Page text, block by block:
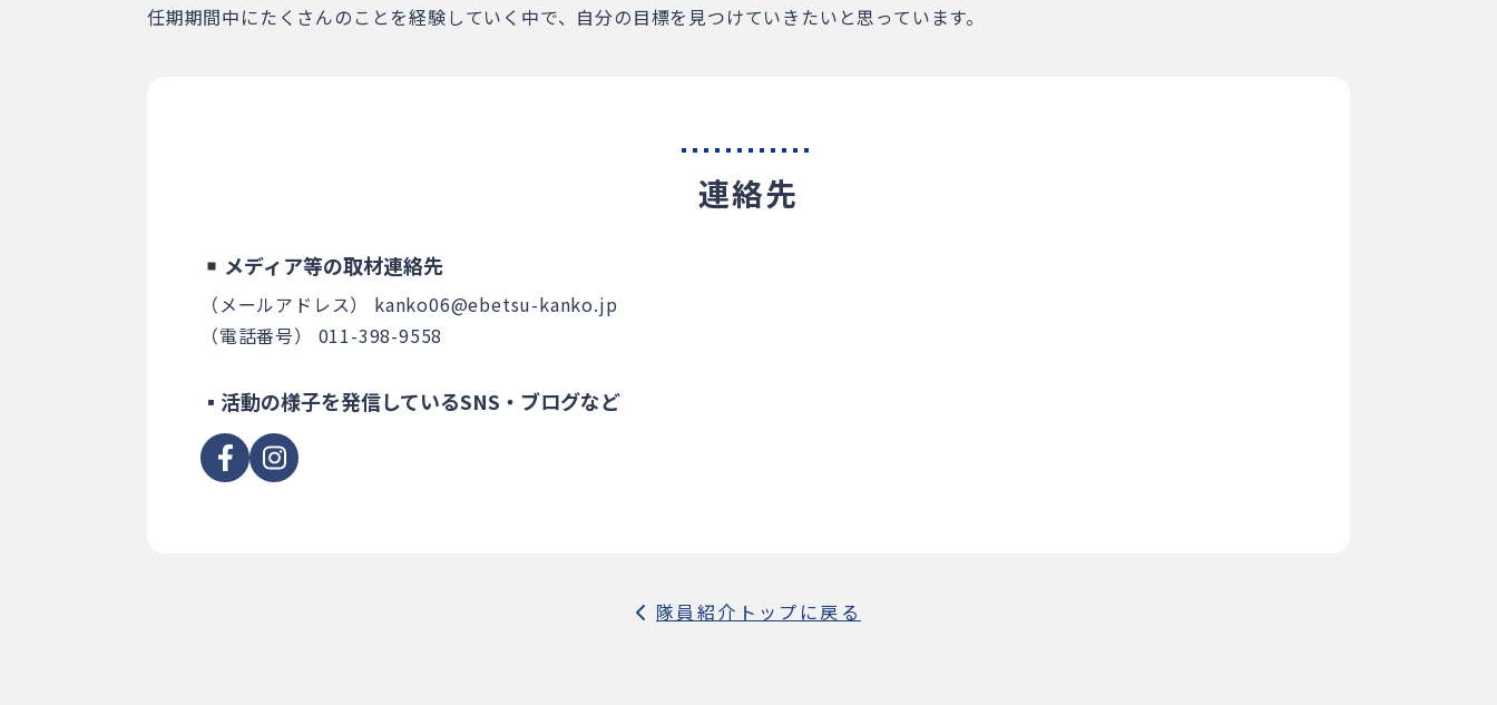
任期期間中にたくさんのことを経験していく中で、自分の目標を見つけていきたいと思っています。
連絡先
メディア等の取材連絡先
（メールアドレス） kanko06@ebetsu-kanko.jp
（電話番号） 011-398-9558
▪活動の様子を発信しているSNS・ブログなど
隊員紹介トップに戻る